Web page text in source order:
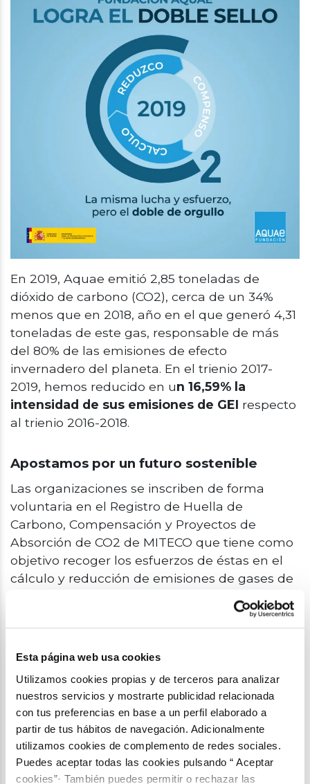
Esta página web usa cookies
Utilizamos cookies propias y de terceros para analizar
nuestros servicios y mostrarte publicidad relacionada
con tus preferencias en base a un perfil elaborado a
partir de tus hábitos de navegación. Adicionalmente
utilizamos cookies de complemento de redes sociales.
Puedes aceptar todas las cookies pulsando “ Aceptar
cookies”· También puedes permitir o rechazar las
En 2019, Aquae emitió 2,85 toneladas de
dióxido de carbono (CO2), cerca de un 34%
menos que en 2018, año en el que generó 4,31
toneladas de este gas, responsable de más
del 80% de las emisiones de efecto
invernadero del planeta. En el trienio 2017-
2019, hemos reducido en un 16,59% la
intensidad de sus emisiones de GEI respecto
al trienio 2016-2018.
Apostamos por un futuro sostenible
Las organizaciones se inscriben de forma
voluntaria en el Registro de Huella de
Carbono, Compensación y Proyectos de
Absorción de CO2 de MITECO que tiene como
objetivo recoger los esfuerzos de éstas en el
cálculo y reducción de emisiones de gases de
Este registro se reserva a aquellas
carbono durante un mínimo de cuatro,
cuentan con un plan para disminuir sus
emisiones de CO2 y lo hacen efectivo. En 2019,
un total de 1.195 organizaciones españolas se
inscribieron para lograr estos sellos que
destacan la sostenibilidad.
En 2014 y 2015 Fundación Aquae recibió los